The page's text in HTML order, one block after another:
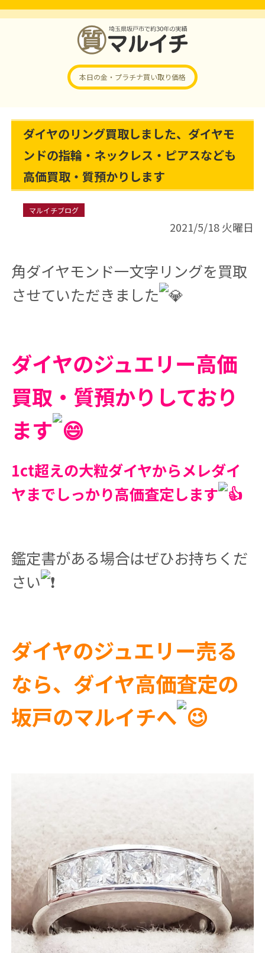
本日の金・プラチナ買い取り価格
ダイヤのリング買取しました、ダイヤモ
ンドの指輪・ネックレス・ピアスなども
高価買取・質預かりします
マルイチブログ
2021/5/18 火曜日
角ダイヤモンド一文字リングを買取
させていただきました
ダイヤのジュエリー高価
買取・質預かりしており
ます
1ct超えの大粒ダイヤからメレダイ
ヤまでしっかり高価査定します
鑑定書がある場合はぜひお持ちくだ
さい
ダイヤのジュエリー売る
なら、ダイヤ高価査定の
坂戸のマルイチへ